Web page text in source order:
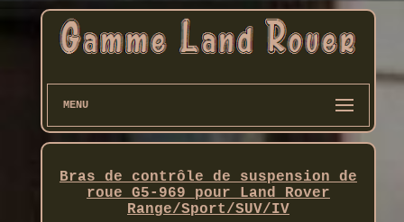
MENU
Bras de contrôle de suspension de
roue G5-969 pour Land Rover
Range/Sport/SUV/IV